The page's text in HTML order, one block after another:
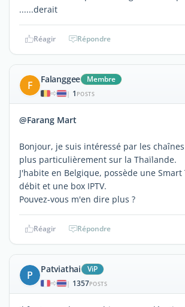
......derait
Réagir Répondre
F Falanggee Membre
| 1 POSTS
@Farang Mart
Bonjour, je suis intéressé par les
plus particulièrement sur la Thaïlande.
J'habite en Belgique, possède une Smart
débit et une box IPTV.
Pouvez-vous m'en dire plus ?
Réagir Répondre
P Patviathai ViP
| 1357POSTS